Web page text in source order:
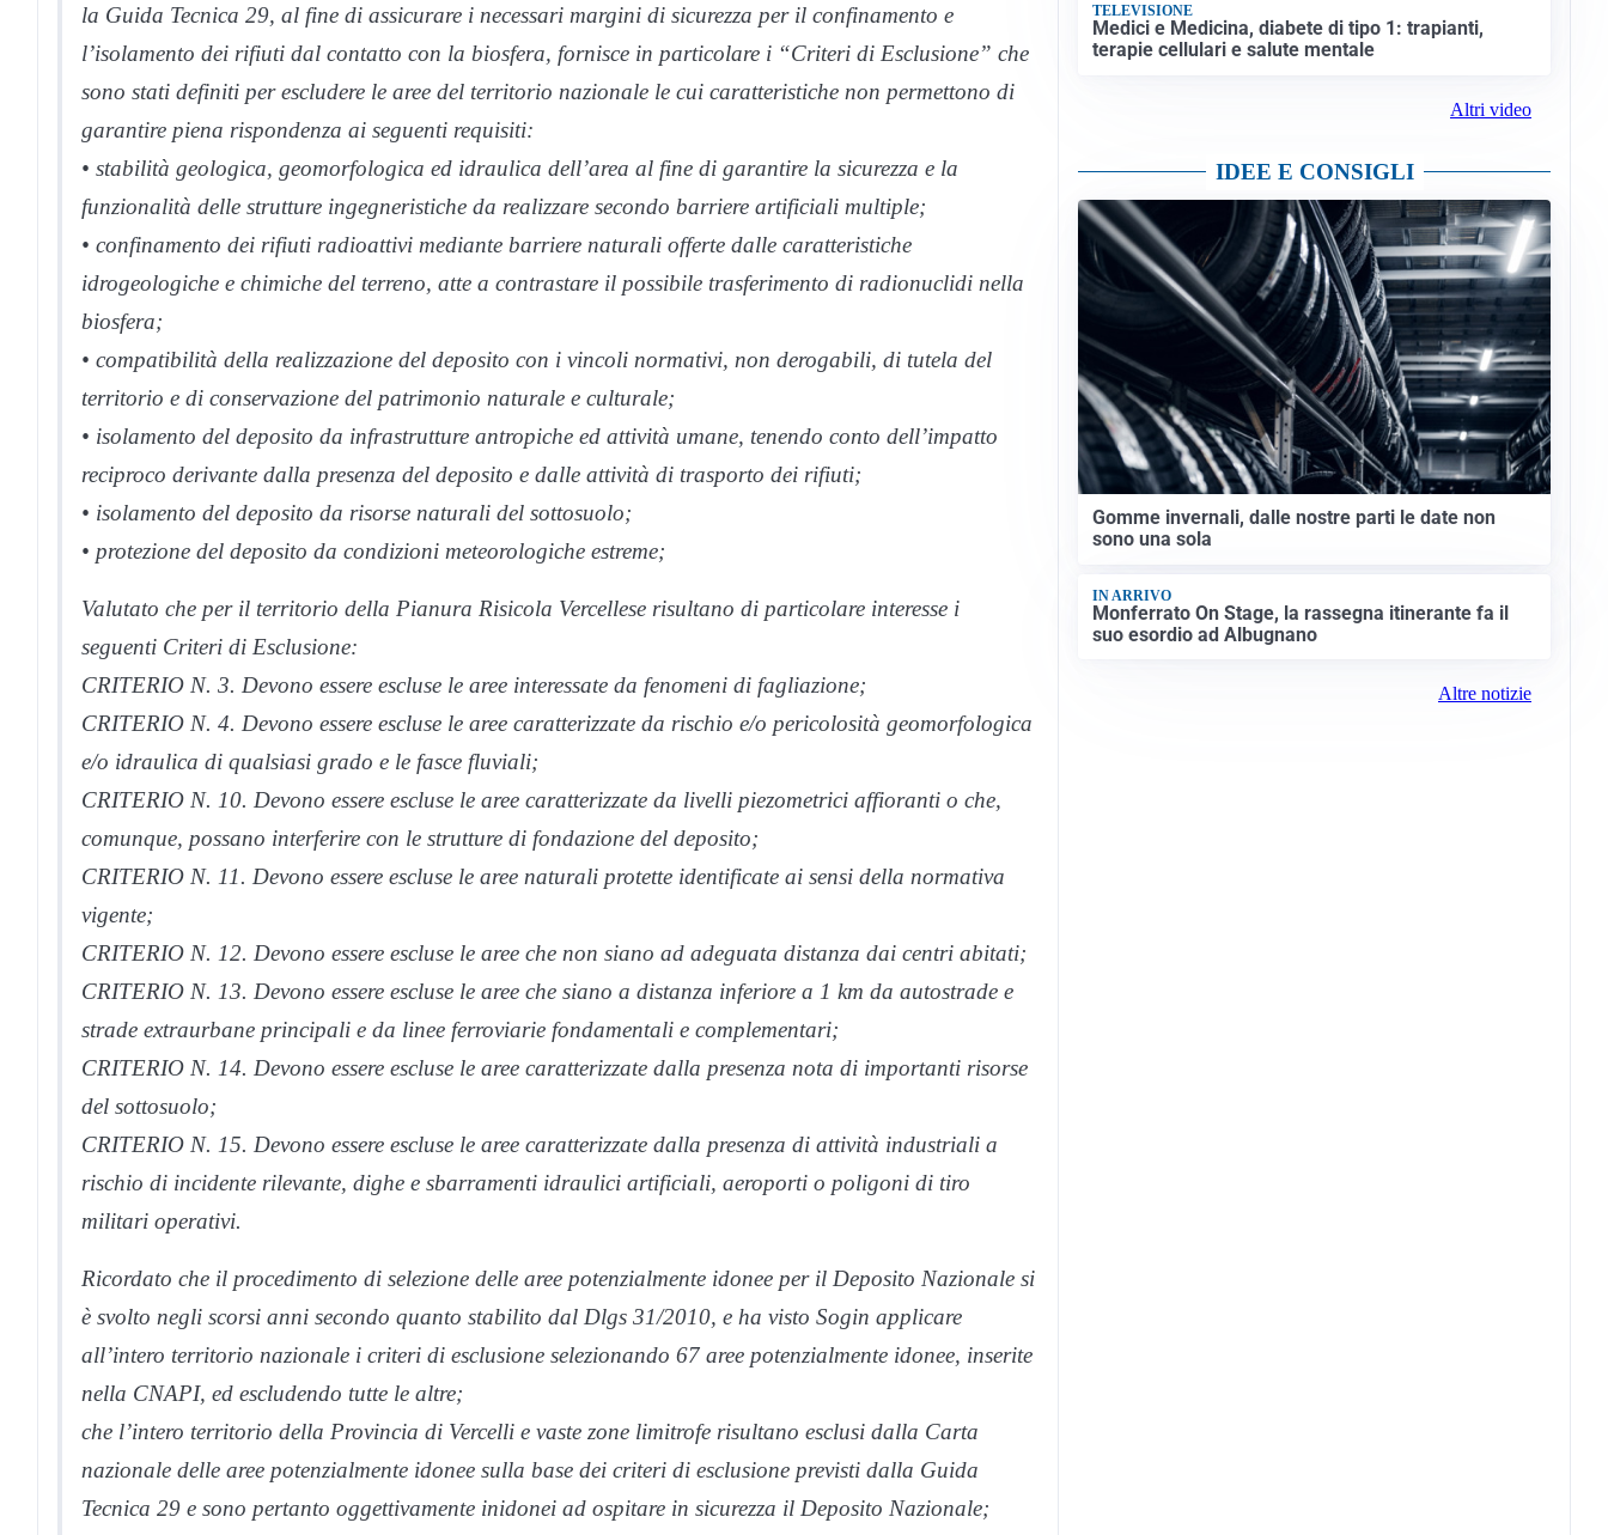
la Guida Tecnica 29, al fine di assicurare i necessari margini di sicurezza per il confinamento e
l’isolamento dei rifiuti dal contatto con la biosfera, fornisce in particolare i “Criteri di Esclusione” che
sono stati definiti per escludere le aree del territorio nazionale le cui caratteristiche non permettono di
garantire piena rispondenza ai seguenti requisiti:
• stabilità geologica, geomorfologica ed idraulica dell’area al fine di garantire la sicurezza e la
funzionalità delle strutture ingegneristiche da realizzare secondo barriere artificiali multiple;
• confinamento dei rifiuti radioattivi mediante barriere naturali offerte dalle caratteristiche
idrogeologiche e chimiche del terreno, atte a contrastare il possibile trasferimento di radionuclidi nella
biosfera;
• compatibilità della realizzazione del deposito con i vincoli normativi, non derogabili, di tutela del
territorio e di conservazione del patrimonio naturale e culturale;
• isolamento del deposito da infrastrutture antropiche ed attività umane, tenendo conto dell’impatto
reciproco derivante dalla presenza del deposito e dalle attività di trasporto dei rifiuti;
• isolamento del deposito da risorse naturali del sottosuolo;
• protezione del deposito da condizioni meteorologiche estreme;
Valutato che per il territorio della Pianura Risicola Vercellese risultano di particolare interesse i
seguenti Criteri di Esclusione:
CRITERIO N. 3. Devono essere escluse le aree interessate da fenomeni di fagliazione;
CRITERIO N. 4. Devono essere escluse le aree caratterizzate da rischio e/o pericolosità geomorfologica
e/o idraulica di qualsiasi grado e le fasce fluviali;
CRITERIO N. 10. Devono essere escluse le aree caratterizzate da livelli piezometrici affioranti o che,
comunque, possano interferire con le strutture di fondazione del deposito;
CRITERIO N. 11. Devono essere escluse le aree naturali protette identificate ai sensi della normativa
vigente;
CRITERIO N. 12. Devono essere escluse le aree che non siano ad adeguata distanza dai centri abitati;
CRITERIO N. 13. Devono essere escluse le aree che siano a distanza inferiore a 1 km da autostrade e
strade extraurbane principali e da linee ferroviarie fondamentali e complementari;
CRITERIO N. 14. Devono essere escluse le aree caratterizzate dalla presenza nota di importanti risorse
del sottosuolo;
CRITERIO N. 15. Devono essere escluse le aree caratterizzate dalla presenza di attività industriali a
rischio di incidente rilevante, dighe e sbarramenti idraulici artificiali, aeroporti o poligoni di tiro
militari operativi.
Ricordato che il procedimento di selezione delle aree potenzialmente idonee per il Deposito Nazionale si
è svolto negli scorsi anni secondo quanto stabilito dal Dlgs 31/2010, e ha visto Sogin applicare
all’intero territorio nazionale i criteri di esclusione selezionando 67 aree potenzialmente idonee, inserite
nella CNAPI, ed escludendo tutte le altre;
che l’intero territorio della Provincia di Vercelli e vaste zone limitrofe risultano esclusi dalla Carta
nazionale delle aree potenzialmente idonee sulla base dei criteri di esclusione previsti dalla Guida
Tecnica 29 e sono pertanto oggettivamente inidonei ad ospitare in sicurezza il Deposito Nazionale;
TELEVISIONE
Medici e Medicina, diabete di tipo 1: trapianti,
terapie cellulari e salute mentale
Altri video
IDEE E CONSIGLI
Gomme invernali, dalle nostre parti le date non
sono una sola
IN ARRIVO
Monferrato On Stage, la rassegna itinerante fa il
suo esordio ad Albugnano
Altre notizie